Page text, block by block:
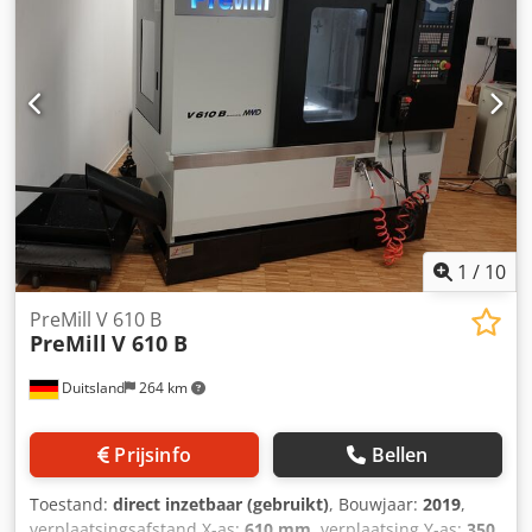
(A/C-as) • Spindelkoeling: Vloeistofgekoelde motorspindel •
Bedrijfsuren (programma-uitvoering): 58 uur Accessoires: •
19-inch touchscreen • HEIDENHAIN HR 510 FS elektronisch
handwiel • Automatische gereedschapswisselaar • Extern
koelsysteem • Interne koeling door de spil (optioneel) •
HEIDENHAIN TS460-tastervoorbereiding • Voorbereiding
voor TT460-gereedschapsmeting • SE661-tasterhouder
Aanvullende informatie • Showroommachine • 12 maanden
garantie • Achteraf inbouwen en inbedrijfstelling mogelijk
op aanvraag (tegen meerprijs) Technical Specification
Taper Size SK 40 Through-spindle Coolant No
Aiewv Tm Nsderf Spaanafvoer Spindelkoeler IKZ (intern
koelsysteem) 3826ä
1 / 10
Duitsland 264 km
PreMill V 610 B
PreMill V 610 B
Prijsinfo Bellen
Toestand: direct inzetbaar (gebruikt), Bouwjaar: 2019,